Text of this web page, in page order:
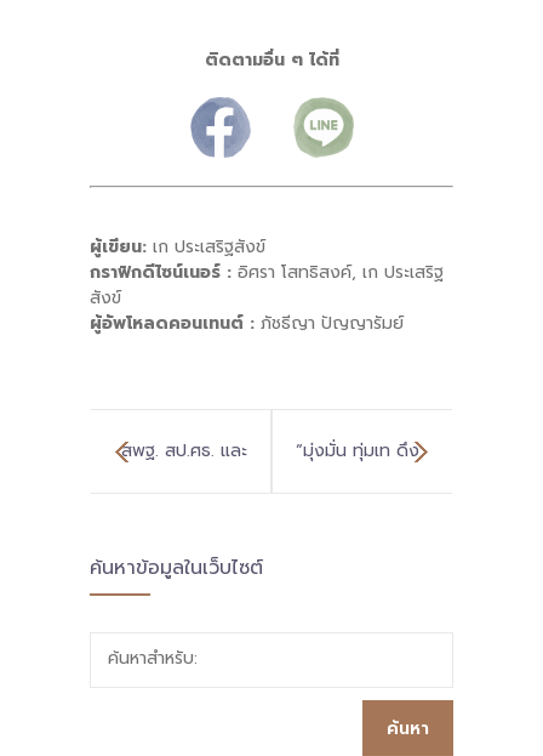
ติดตามอื่น ๆ ได้ที่
ผู้เขียน: เก ประเสริฐสังข์
กราฟิกดีไซน์เนอร์ : อิศรา โสทธิสงค์, เก ประเสริฐ
สังข์
ผู้อัพโหลดคอนเทนต์ : ภัชธีญา ปัญญารัมย์
สพฐ. สป.ศธ. และ
ภาคส่วน รวมใจ
“มุ่งมั่น ทุ่มเท ดึง
ราวของพื้นที่ก้าว
ค้นหาข้อมูลในเว็บไซต์
ค้นหาสำหรับ: